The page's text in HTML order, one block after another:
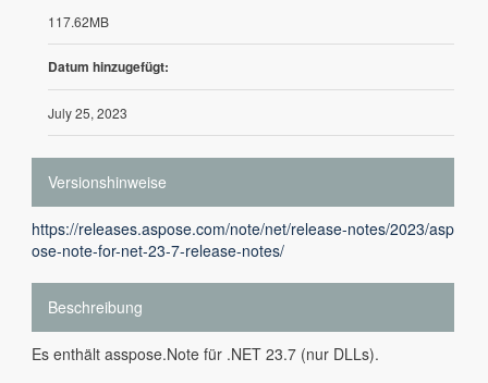
117.62MB
Datum hinzugefügt:
July 25, 2023
Versionshinweise
https://releases.aspose.com/note/net/release-notes/2023/asp
ose-note-for-net-23-7-release-notes/
Beschreibung
Es enthält asspose.Note für .NET 23.7 (nur DLLs).